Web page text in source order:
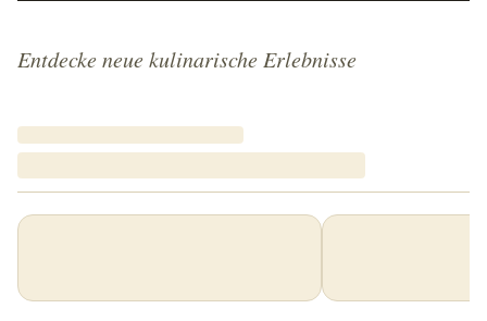
Entdecke neue kulinarische Erlebnisse